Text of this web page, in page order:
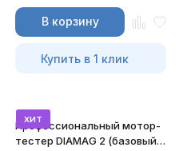
В корзину
Купить в 1 клик
хит
Профессиональный мотор-
тестер DIAMAG 2 (базовый